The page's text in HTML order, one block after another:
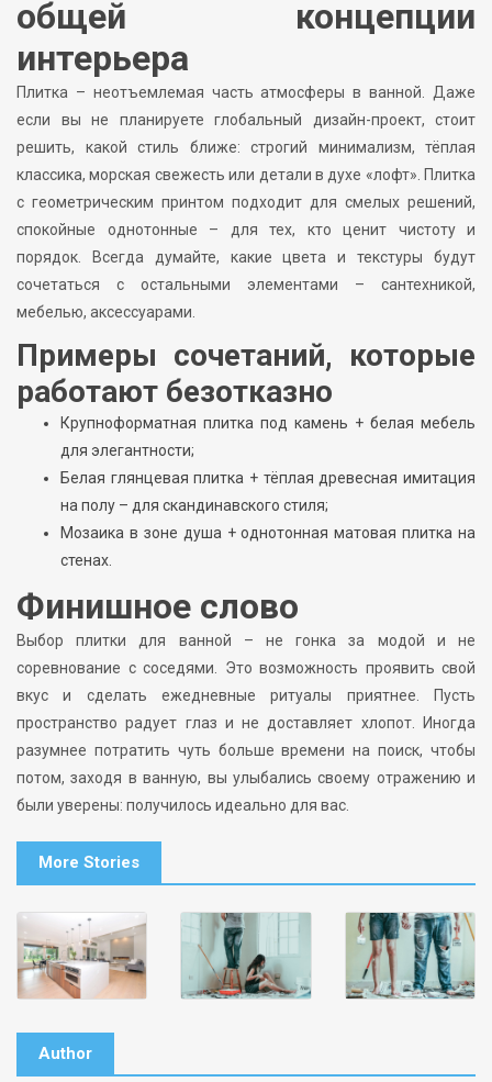
общей концепции
интерьера
Плитка – неотъемлемая часть атмосферы в ванной. Даже
если вы не планируете глобальный дизайн-проект, стоит
решить, какой стиль ближе: строгий минимализм, тёплая
классика, морская свежесть или детали в духе «лофт». Плитка
с геометрическим принтом подходит для смелых решений,
спокойные однотонные – для тех, кто ценит чистоту и
порядок. Всегда думайте, какие цвета и текстуры будут
сочетаться с остальными элементами – сантехникой,
мебелью, аксессуарами.
Примеры сочетаний, которые
работают безотказно
Крупноформатная плитка под камень + белая мебель
для элегантности;
Белая глянцевая плитка + тёплая древесная имитация
на полу – для скандинавского стиля;
Мозаика в зоне душа + однотонная матовая плитка на
стенах.
Финишное слово
Выбор плитки для ванной – не гонка за модой и не
соревнование с соседями. Это возможность проявить свой
вкус и сделать ежедневные ритуалы приятнее. Пусть
пространство радует глаз и не доставляет хлопот. Иногда
разумнее потратить чуть больше времени на поиск, чтобы
потом, заходя в ванную, вы улыбались своему отражению и
были уверены: получилось идеально для вас.
More Stories
Author